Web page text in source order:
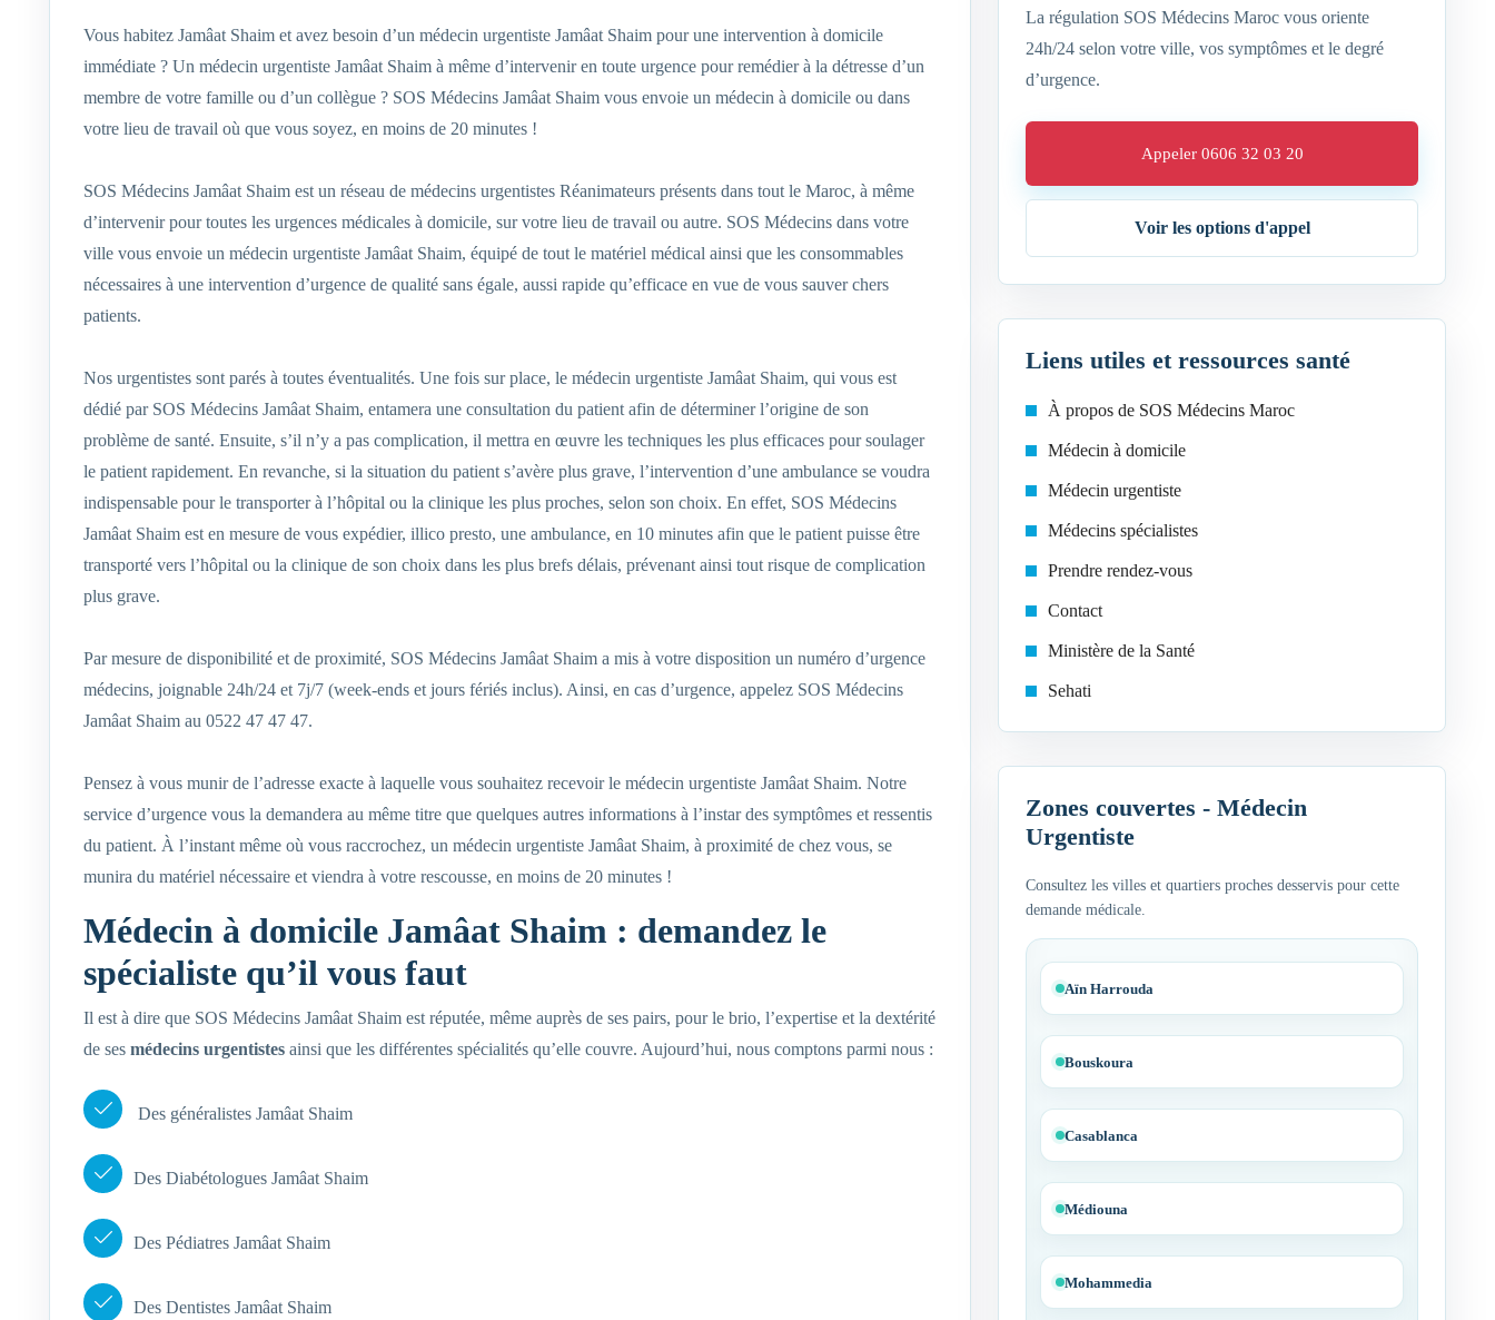
Vous habitez Jamâat Shaim et avez besoin d’un médecin urgentiste Jamâat Shaim pour une intervention à domicile
immédiate ? Un médecin urgentiste Jamâat Shaim à même d’intervenir en toute urgence pour remédier à la détresse d’un
membre de votre famille ou d’un collègue ? SOS Médecins Jamâat Shaim vous envoie un médecin à domicile ou dans
votre lieu de travail où que vous soyez, en moins de 20 minutes !
SOS Médecins Jamâat Shaim est un réseau de médecins urgentistes Réanimateurs présents dans tout le Maroc, à même
d’intervenir pour toutes les urgences médicales à domicile, sur votre lieu de travail ou autre. SOS Médecins dans votre
ville vous envoie un médecin urgentiste Jamâat Shaim, équipé de tout le matériel médical ainsi que les consommables
nécessaires à une intervention d’urgence de qualité sans égale, aussi rapide qu’efficace en vue de vous sauver chers
patients.
Nos urgentistes sont parés à toutes éventualités. Une fois sur place, le médecin urgentiste Jamâat Shaim, qui vous est
dédié par SOS Médecins Jamâat Shaim, entamera une consultation du patient afin de déterminer l’origine de son
problème de santé. Ensuite, s’il n’y a pas complication, il mettra en œuvre les techniques les plus efficaces pour soulager
le patient rapidement. En revanche, si la situation du patient s’avère plus grave, l’intervention d’une ambulance se voudra
indispensable pour le transporter à l’hôpital ou la clinique les plus proches, selon son choix. En effet, SOS Médecins
Jamâat Shaim est en mesure de vous expédier, illico presto, une ambulance, en 10 minutes afin que le patient puisse être
transporté vers l’hôpital ou la clinique de son choix dans les plus brefs délais, prévenant ainsi tout risque de complication
plus grave.
Par mesure de disponibilité et de proximité, SOS Médecins Jamâat Shaim a mis à votre disposition un numéro d’urgence
médecins, joignable 24h/24 et 7j/7 (week-ends et jours fériés inclus). Ainsi, en cas d’urgence, appelez SOS Médecins
Jamâat Shaim au 0522 47 47 47.
Pensez à vous munir de l’adresse exacte à laquelle vous souhaitez recevoir le médecin urgentiste Jamâat Shaim. Notre
service d’urgence vous la demandera au même titre que quelques autres informations à l’instar des symptômes et ressentis
du patient. À l’instant même où vous raccrochez, un médecin urgentiste Jamâat Shaim, à proximité de chez vous, se
munira du matériel nécessaire et viendra à votre rescousse, en moins de 20 minutes !
Médecin à domicile Jamâat Shaim : demandez le
spécialiste qu’il vous faut
Il est à dire que SOS Médecins Jamâat Shaim est réputée, même auprès de ses pairs, pour le brio, l’expertise et la dextérité
de ses médecins urgentistes ainsi que les différentes spécialités qu’elle couvre. Aujourd’hui, nous comptons parmi nous :
Des généralistes Jamâat Shaim
Des Diabétologues Jamâat Shaim
Des Pédiatres Jamâat Shaim
Des Dentistes Jamâat Shaim
La régulation SOS Médecins Maroc vous oriente
24h/24 selon votre ville, vos symptômes et le degré
d’urgence.
Appeler 0606 32 03 20
Voir les options d'appel
Liens utiles et ressources santé
À propos de SOS Médecins Maroc
Médecin à domicile
Médecin urgentiste
Médecins spécialistes
Prendre rendez-vous
Contact
Ministère de la Santé
Sehati
Zones couvertes - Médecin
Urgentiste
Consultez les villes et quartiers proches desservis pour cette
demande médicale.
Aïn Harrouda
Bouskoura
Casablanca
Médiouna
Mohammedia